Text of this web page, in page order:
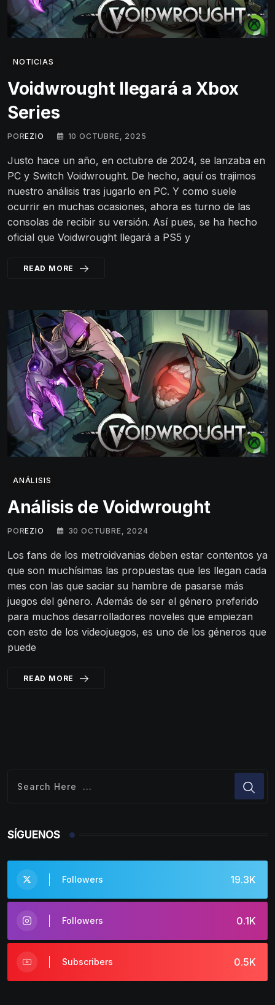
NOTICIAS
Voidwrought llegará a Xbox
Series
POREZIO 10 OCTUBRE, 2025
Justo hace un año, en octubre de 2024, se lanzaba en
PC y Switch Voidwrought. De hecho, aquí os trajimos
nuestro análisis tras jugarlo en PC. Y como suele
ocurrir en muchas ocasiones, ahora es turno de las
consolas de recibir su versión. Así pues, se ha hecho
oficial que Voidwrought llegará a PS5 y
READ MORE
ANÁLISIS
Análisis de Voidwrought
POREZIO 30 OCTUBRE, 2024
Los fans de los metroidvanias deben estar contentos ya
que son muchísimas las propuestas que les llegan cada
mes con las que saciar su hambre de pasarse más
juegos del género. Además de ser el género preferido
para muchos desarrolladores noveles que empiezan
con esto de los videojuegos, es uno de los géneros que
puede
READ MORE
SÍGUENOS
19.3K
Followers
0.1K
Followers
0.5K
Subscribers